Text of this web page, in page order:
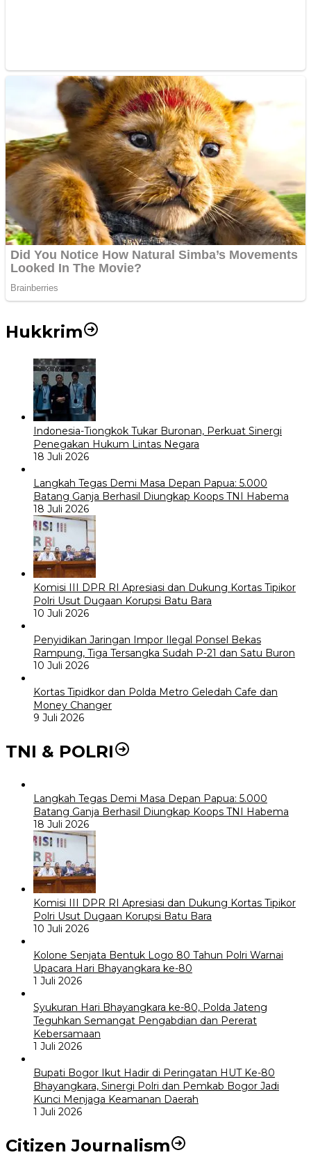
Hukkrim
Indonesia-Tiongkok Tukar Buronan, Perkuat Sinergi
Penegakan Hukum Lintas Negara
18 Juli 2026
Langkah Tegas Demi Masa Depan Papua: 5.000
Batang Ganja Berhasil Diungkap Koops TNI Habema
18 Juli 2026
Komisi III DPR RI Apresiasi dan Dukung Kortas Tipikor
Polri Usut Dugaan Korupsi Batu Bara
10 Juli 2026
Penyidikan Jaringan Impor Ilegal Ponsel Bekas
Rampung, Tiga Tersangka Sudah P-21 dan Satu Buron
10 Juli 2026
Kortas Tipidkor dan Polda Metro Geledah Cafe dan
Money Changer
9 Juli 2026
TNI & POLRI
Langkah Tegas Demi Masa Depan Papua: 5.000
Batang Ganja Berhasil Diungkap Koops TNI Habema
18 Juli 2026
Komisi III DPR RI Apresiasi dan Dukung Kortas Tipikor
Polri Usut Dugaan Korupsi Batu Bara
10 Juli 2026
Kolone Senjata Bentuk Logo 80 Tahun Polri Warnai
Upacara Hari Bhayangkara ke-80
1 Juli 2026
Syukuran Hari Bhayangkara ke-80, Polda Jateng
Teguhkan Semangat Pengabdian dan Pererat
Kebersamaan
1 Juli 2026
Bupati Bogor Ikut Hadir di Peringatan HUT Ke-80
Bhayangkara, Sinergi Polri dan Pemkab Bogor Jadi
Kunci Menjaga Keamanan Daerah
1 Juli 2026
Citizen Journalism